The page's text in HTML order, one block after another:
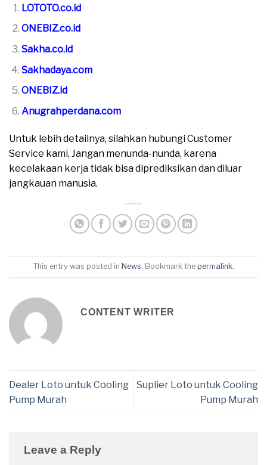
LOTOTO.co.id
ONEBIZ.co.id
Sakha.co.id
Sakhadaya.com
ONEBIZ.id
Anugrahperdana.com
Untuk lebih detailnya, silahkan hubungi Customer
Service kami, Jangan menunda-nunda, karena
kecelakaan kerja tidak bisa diprediksikan dan diluar
jangkauan manusia.
This entry was posted in News . Bookmark the permalink
CONTENT WRITER
Dealer Loto untuk Cooling
Pump Murah
Suplier Loto untuk Cooling
Pump Murah
Leave a Reply